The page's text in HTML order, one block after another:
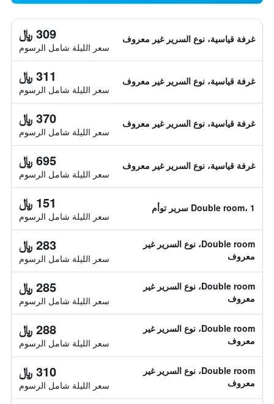
غرفة قياسية، نوع السرير غير معروف 309 ﷼
سعر الليلة شامل الرسوم
غرفة قياسية، نوع السرير غير معروف 311 ﷼
سعر الليلة شامل الرسوم
غرفة قياسية، نوع السرير غير معروف 370 ﷼
سعر الليلة شامل الرسوم
غرفة قياسية، نوع السرير غير معروف 695 ﷼
سعر الليلة شامل الرسوم
Double room، 1 سرير توأم 151 ﷼
سعر الليلة شامل الرسوم
Double room، نوع السرير غير
معروف
283 ﷼
سعر الليلة شامل الرسوم
Double room، نوع السرير غير
معروف
285 ﷼
سعر الليلة شامل الرسوم
Double room، نوع السرير غير
معروف
288 ﷼
سعر الليلة شامل الرسوم
Double room، نوع السرير غير
معروف
310 ﷼
سعر الليلة شامل الرسوم